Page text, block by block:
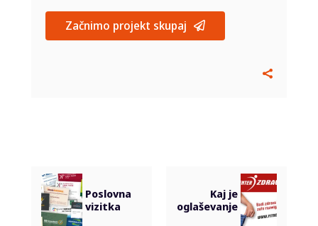
Začnimo projekt skupaj
Poslovna
vizitka
Kaj je
oglaševanje